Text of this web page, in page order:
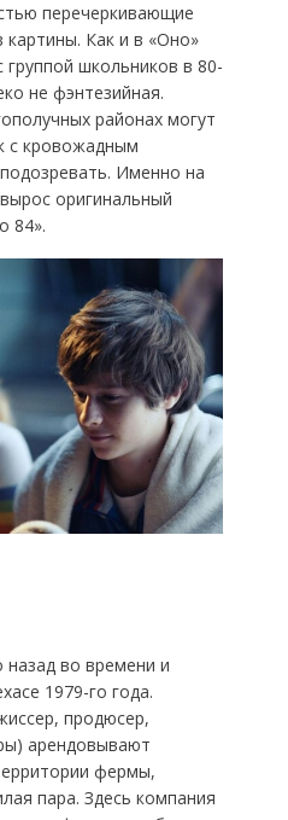
перечеркивающие
картины. Как и в «Оно»
группой школьников в 80-
не фэнтезийная.
районах могут
с кровожадным
Именно на
оригинальный
84».
во времени и
1979-го года.
продюсер,
арендовывают
фермы,
пара. Здесь компания